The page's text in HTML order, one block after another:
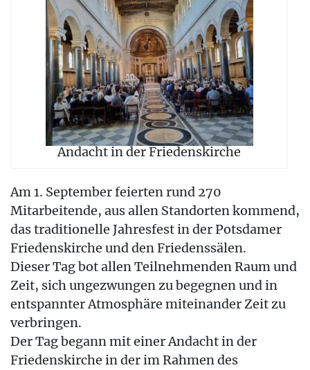
Andacht in der Friedenskirche
Am 1. September feierten rund 270
Mitarbeitende, aus allen Standorten kommend,
das traditionelle Jahresfest in der Potsdamer
Friedenskirche und den Friedenssälen.
Dieser Tag bot allen Teilnehmenden Raum und
Zeit, sich ungezwungen zu begegnen und in
entspannter Atmosphäre miteinander Zeit zu
verbringen.
Der Tag begann mit einer Andacht in der
Friedenskirche in der im Rahmen des